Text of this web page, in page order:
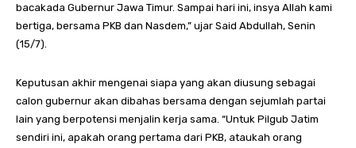
bacakada Gubernur Jawa Timur. Sampai hari ini, insya Allah kami
bertiga, bersama PKB dan Nasdem,” ujar Said Abdullah, Senin
(15/7).
Keputusan akhir mengenai siapa yang akan diusung sebagai
calon gubernur akan dibahas bersama dengan sejumlah partai
lain yang berpotensi menjalin kerja sama. “Untuk Pilgub Jatim
sendiri ini, apakah orang pertama dari PKB, ataukah orang